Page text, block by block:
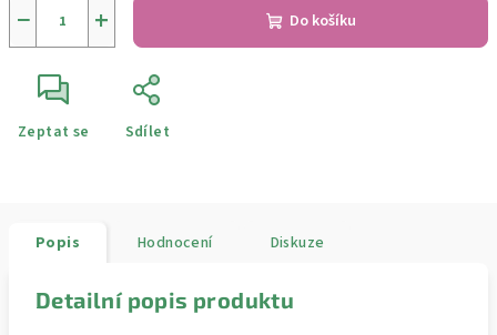
+
− Do košíku
Zeptat se Sdílet
Popis Hodnocení Diskuze
Detailní popis produktu